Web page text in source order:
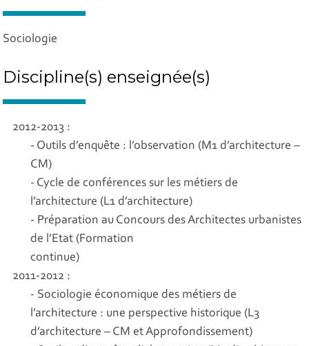
Sociologie
Discipline(s) enseignée(s)
2012-2013 :
- Outils d’enquête : l’observation (M1 d’architecture –
CM)
- Cycle de conférences sur les métiers de
l’architecture (L1 d’architecture)
- Préparation au Concours des Architectes urbanistes
de l’Etat (Formation
continue)
2011-2012 :
- Sociologie économique des métiers de
l’architecture : une perspective historique (L3
d’architecture – CM et Approfondissement)